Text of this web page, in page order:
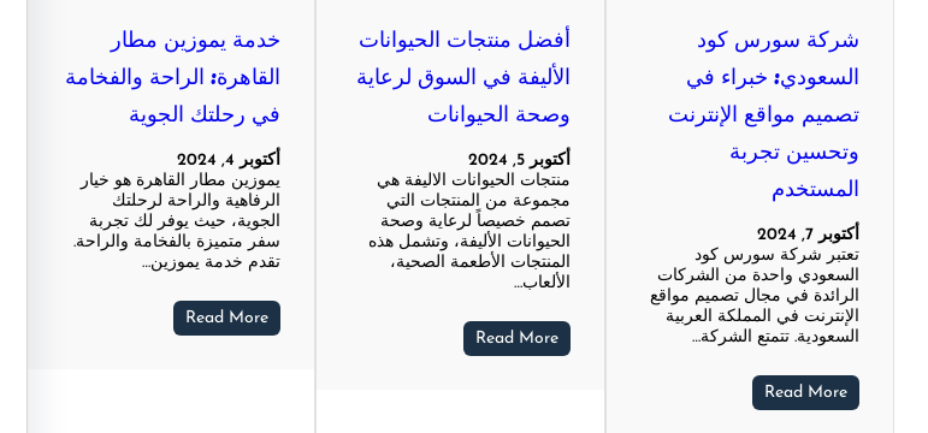
شركة سورس كود
السعودي: خبراء في
تصميم مواقع الإنترنت
وتحسين تجربة
المستخدم
أكتوبر 7, 2024
تعتبر شركة سورس كود
السعودي واحدة من الشركات
الرائدة في مجال تصميم مواقع
الإنترنت في المملكة العربية
السعودية. تتمتع الشركة…
Read More
أفضل منتجات الحيوانات
الأليفة في السوق لرعاية
وصحة الحيوانات
أكتوبر 5, 2024
منتجات الحيوانات الاليفة هي
مجموعة من المنتجات التي
تصمم خصيصاً لرعاية وصحة
الحيوانات الأليفة، وتشمل هذه
المنتجات الأطعمة الصحية،
الألعاب…
Read More
خدمة يموزين مطار
القاهرة: الراحة والفخامة
في رحلتك الجوية
أكتوبر 4, 2024
يموزين مطار القاهرة هو خيار
الرفاهية والراحة لرحلتك
الجوية، حيث يوفر لك تجربة
سفر متميزة بالفخامة والراحة.
تقدم خدمة يموزين…
Read More